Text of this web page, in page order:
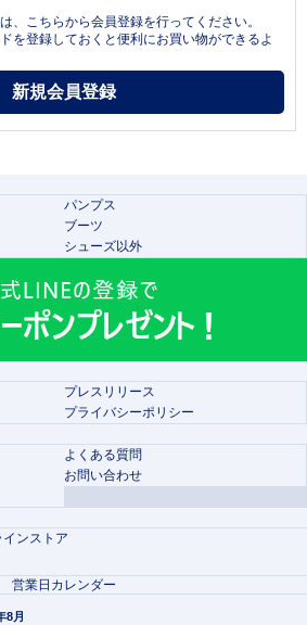
、こちらから会員登録を行ってください。
を登録しておくと便利にお買い物ができるよ
パンプス
ブーツ
シューズ以外
プレスリリース
プライバシーポリシー
よくある質問
お問い合わせ
ンストア
営業日カレンダー
8月